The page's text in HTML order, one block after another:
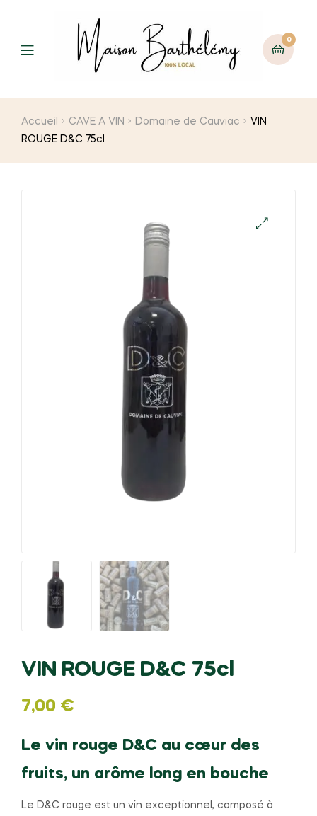
0
Menu
Accueil CAVE A VIN Domaine de Cauviac
VIN
ROUGE D&C 75cl
VIN ROUGE D&C 75cl
7,00 €
Le vin rouge D&C au cœur des
fruits, un arôme long en bouche
Le D&C rouge est un vin exceptionnel, composé à